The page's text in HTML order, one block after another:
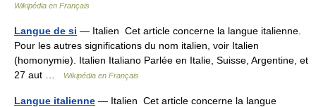
Wikipédia en Français
Langue de si — Italien Cet article concerne la langue italienne.
Pour les autres significations du nom italien, voir Italien
(homonymie). Italien Italiano Parlée en Italie, Suisse, Argentine, et
27 aut …
Wikipédia en Français
Langue italienne — Italien Cet article concerne la langue